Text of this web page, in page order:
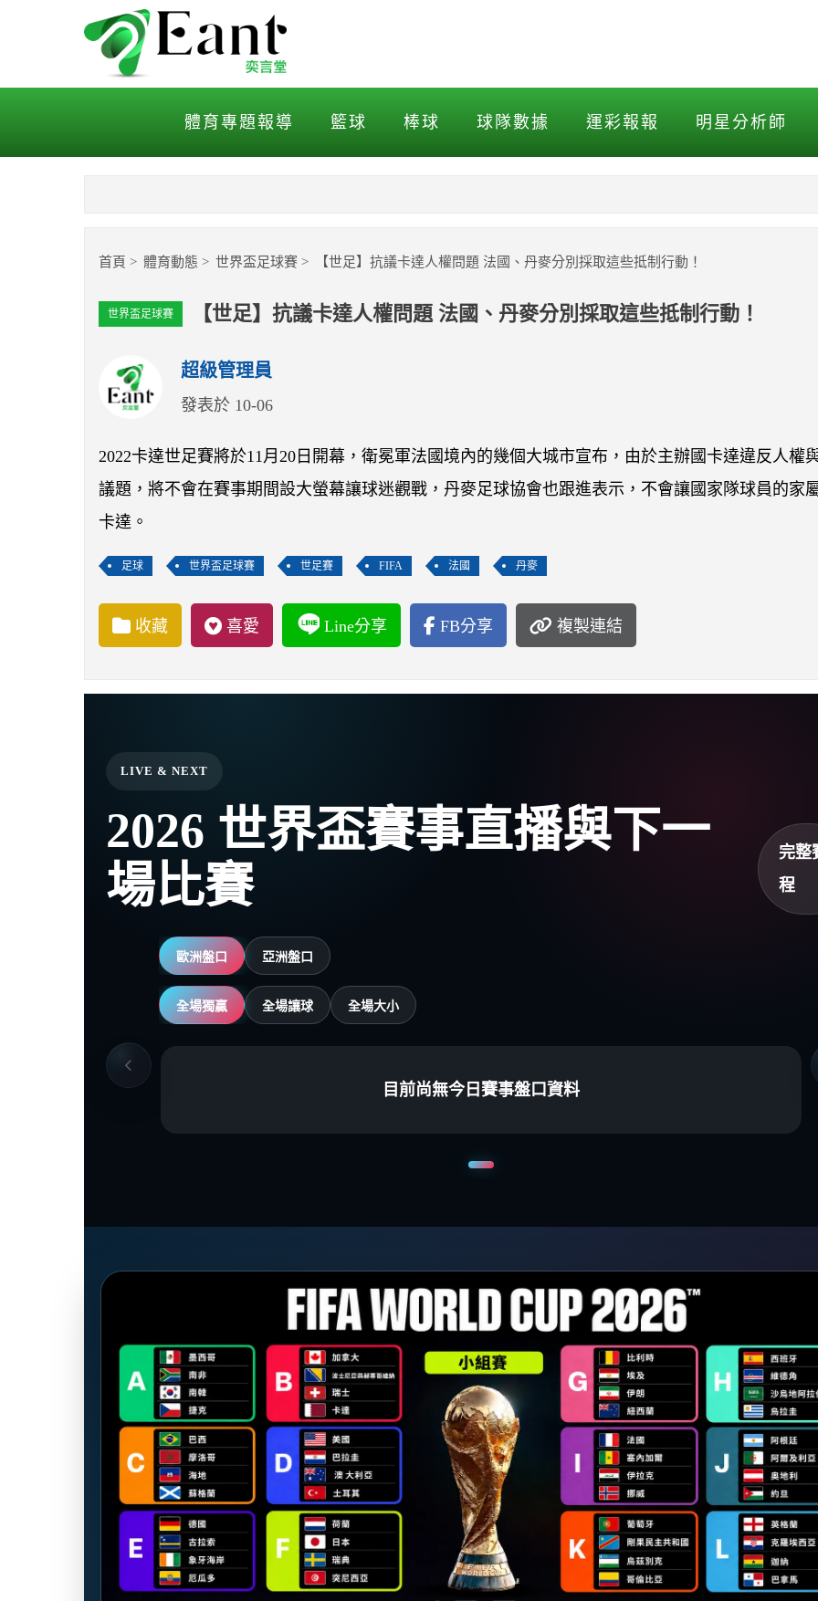
【世足】抗議卡達人權問題 法國、丹麥分別採取這些抵
體育專題報導 籃球 棒球 球隊數據 運彩報報 明星分析師
首頁 體育動態 世界盃足球賽 【世足】抗議卡達人權問題 法國、丹麥分別採取這些抵制行動！
世界盃足球賽 【世足】抗議卡達人權問題 法國、丹麥分別採取這些抵制行動！
超級管理員
發表於 10-06
2022卡達世足賽將於11月20日開幕，衛冕軍法國境內的幾個大城市宣布，由於主辦國卡達違反人權
議題，將不會在賽事期間設大螢幕讓球迷觀戰，丹麥足球協會也跟進表示，不會讓國家隊球員的家
卡達。
足球 世界盃足球賽 世足賽 FIFA 法國 丹麥
收藏 喜愛 Line分享 FB分享 複製連結
LIVE & NEXT
2026 世界盃賽事直播與下一
場比賽
完整
程
歐洲盤口 亞洲盤口
全場獨贏 全場讓球 全場大小
目前尚無今日賽事盤口資料